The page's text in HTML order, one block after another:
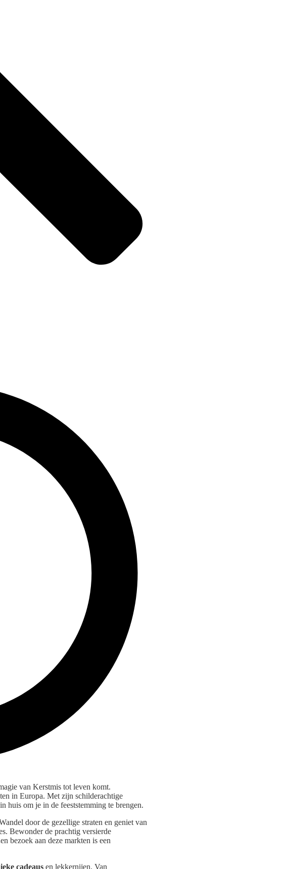
van Kerstmis tot leven komt.
in Europa. Met zijn schilderachtige
huis om je in de feeststemming te brengen.
door de gezellige straten en geniet van
Bewonder de prachtig versierde
bezoek aan deze markten is een
cadeaus en lekkernijen. Van